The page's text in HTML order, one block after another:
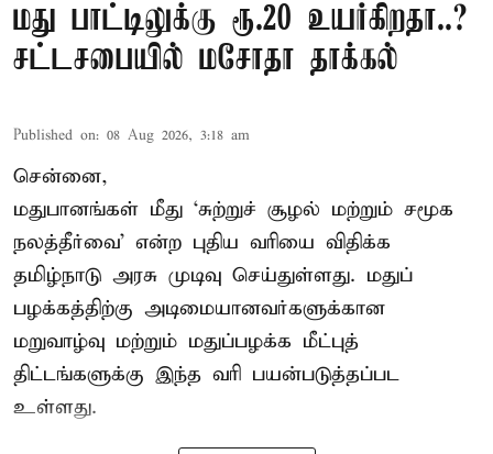
மது பாட்டிலுக்கு ரூ.20 உயர்கிறதா..?
சட்டசபையில் மசோதா தாக்கல்
Published on: 08 Aug 2026, 3:18 am
சென்னை,
மதுபானங்கள் மீது ‘சுற்றுச் சூழல் மற்றும் சமூக
நலத்தீர்வை’ என்ற புதிய வரியை விதிக்க
தமிழ்நாடு அரசு முடிவு செய்துள்ளது. மதுப்
பழக்கத்திற்கு அடிமையானவர்களுக்கான
மறுவாழ்வு மற்றும் மதுப்பழக்க மீட்புத்
திட்டங்களுக்கு இந்த வரி பயன்படுத்தப்பட
உள்ளது.